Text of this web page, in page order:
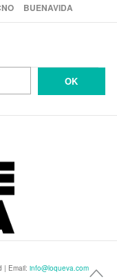
BUENAVIDA
OK
| Email: info@loqueva.com